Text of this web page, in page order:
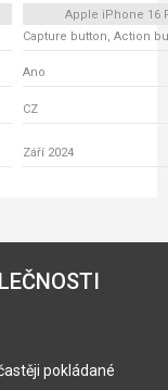
Apple iPhone 16
Capture button, Action
Ano
CZ
Září 2024
pokládané